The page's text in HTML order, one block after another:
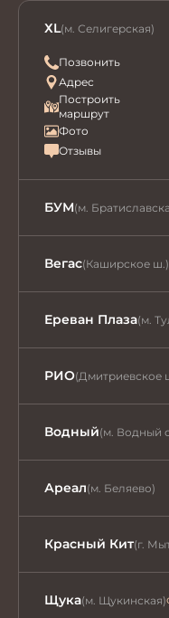
ХL(м. Селигерская)
Позвонить
Адрес
Построить
маршрут
Фото
Отзывы
БУМ(м.
Вегас(Каширское ш.)
Ереван Плаза(м.
РИО(Дмитриевское
Водный(м. Водный
Ареал(м. Беляево)
Красный Кит(г.
Щука(м. Щукинская)